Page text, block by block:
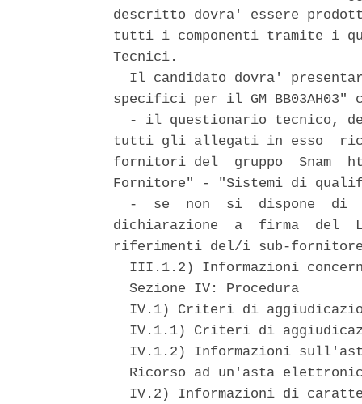
descritto dovra' essere
tutti i componenti tramite i
Tecnici.
Il candidato dovra'
specifici per il GM BB03AH03"
- il questionario tecnico,
tutti gli allegati in esso
fornitori del  gruppo  Snam
Fornitore" - "Sistemi di
-  se  non  si  dispone  di
dichiarazione  a  firma  del
riferimenti del/i sub-
III.1.2) Informazioni
  Sezione IV: Procedura
IV.1) Criteri di
IV.1.1) Criteri di
IV.1.2) Informazioni
Ricorso ad un'asta
IV.2) Informazioni di